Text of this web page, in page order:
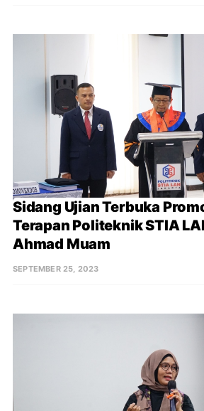
Sidang Ujian Terbuka
Terapan Politeknik STIA
Ahmad Muam
SEPTEMBER 25, 2023